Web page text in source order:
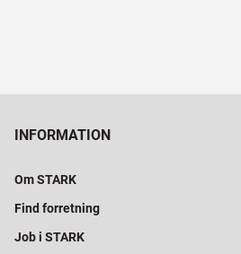
INFORMATION
Om STARK
Find forretning
Job i STARK